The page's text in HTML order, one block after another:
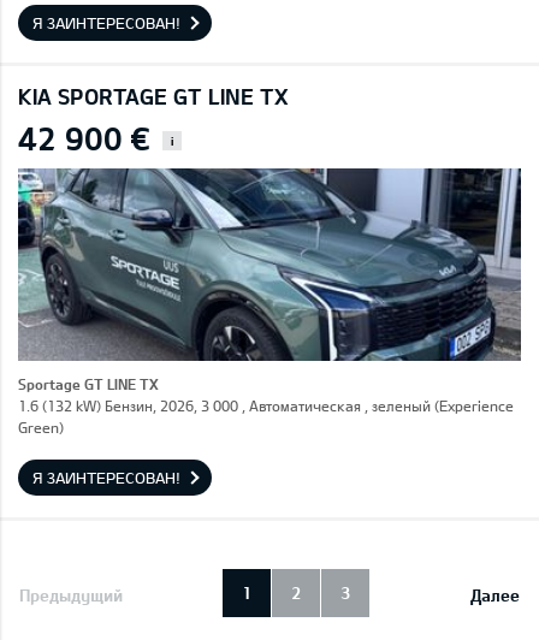
Я ЗАИНТЕРЕСОВАН!
KIA SPORTAGE GT LINE TX
42 900 € i
Sportage GT LINE TX
1.6 (132 kW) Бензин, 2026, 3 000 , Автоматическая , зеленый (Experience
Green)
Я ЗАИНТЕРЕСОВАН!
Предыдущий Далее
1 2 3